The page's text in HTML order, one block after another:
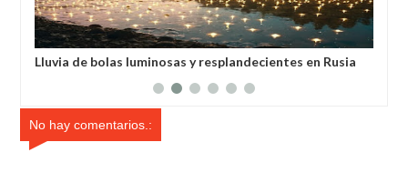
Lluvia de bolas luminosas y resplandecientes en Rusia
No hay comentarios.: